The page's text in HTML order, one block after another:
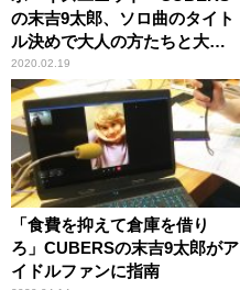
の末吉9太郎、ソロ曲のタイト
ル決めで大人の方たちと大会
議！？
2020.02.19
「食費を抑えて倉庫を借り
ろ」CUBERSの末吉9太郎がア
イドルファンに指南